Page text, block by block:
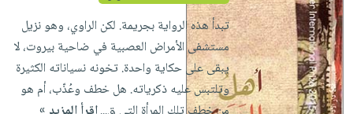
تبدأ هذه الرواية بجريمة. لكن الراوي، وهو نزيل
مستشفى الأمراض العصبية في ضاحية بيروت، لا
يبقى على حكاية واحدة. تخونه نسياناته الكثيرة
وتلتبس عليه ذكرياته. هل خطف وعُذّب، أم هو